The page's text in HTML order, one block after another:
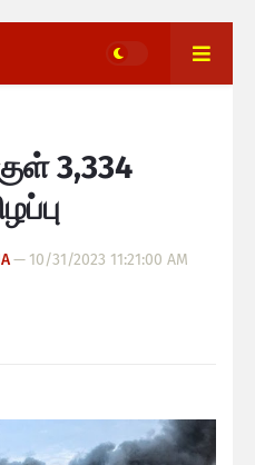
3,334
— 10/31/2023 11:21:00 AM